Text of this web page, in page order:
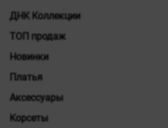
ДНК Коллекции
ТОП продаж
Новинки
Платья
Аксессуары
Корсеты